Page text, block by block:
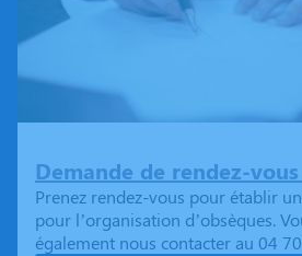
Demande de rendez-
Prenez rendez-vous pour établir
pour l’organisation d’obsèques.
également nous contacter au 04